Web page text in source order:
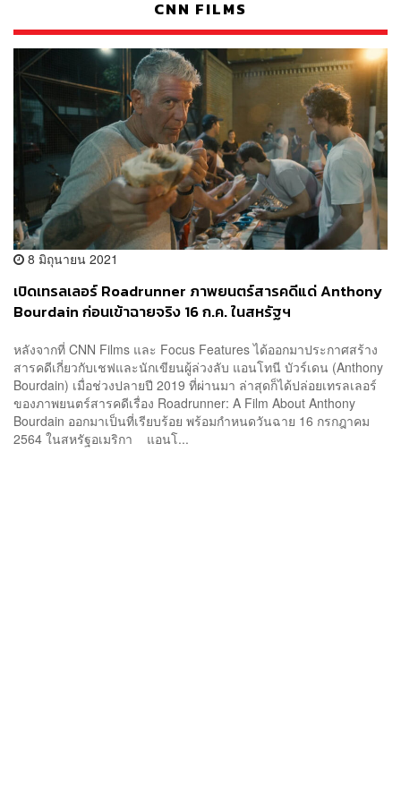
CNN FILMS
8 มิถุนายน 2021
เปิดเทรลเลอร์ Roadrunner ภาพยนตร์สารคดีแด่ Anthony
Bourdain ก่อนเข้าฉายจริง 16 ก.ค. ในสหรัฐฯ
หลังจากที่ CNN Films และ Focus Features ได้ออกมาประกาศสร้าง
สารคดีเกี่ยวกับเชฟและนักเขียนผู้ล่วงลับ แอนโทนี บัวร์เดน (Anthony
Bourdain) เมื่อช่วงปลายปี 2019 ที่ผ่านมา ล่าสุดก็ได้ปล่อยเทรลเลอร์
ของภาพยนตร์สารคดีเรื่อง Roadrunner: A Film About Anthony
Bourdain ออกมาเป็นที่เรียบร้อย พร้อมกำหนดวันฉาย 16 กรกฎาคม
2564 ในสหรัฐอเมริกา แอนโ...